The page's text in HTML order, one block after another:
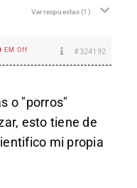
Ver respuestas(1)
EM Off #324192
o "porros"
esto tiene de
mi propia